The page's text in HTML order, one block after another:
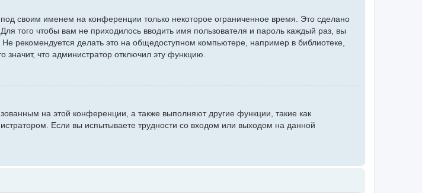
под своим именем на конференции только некоторое ограниченное время. Это сделано
того чтобы вам не приходилось вводить имя пользователя и пароль каждый раз, вы
рекомендуется делать это на общедоступном компьютере, например в библиотеке,
значит, что администратор отключил эту функцию.
на этой конференции, а также выполняют другие функции, такие как
Если вы испытываете трудности со входом или выходом на данной